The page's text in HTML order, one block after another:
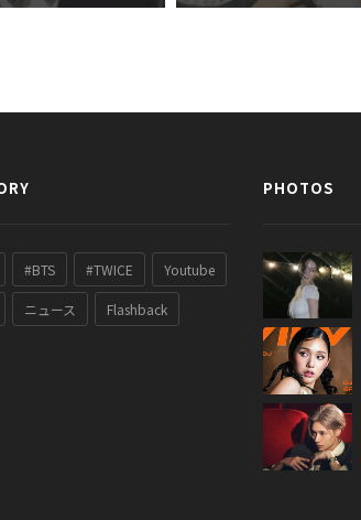
#BTS #TWICE Youtube
ニュース Flashback
PHOTOS